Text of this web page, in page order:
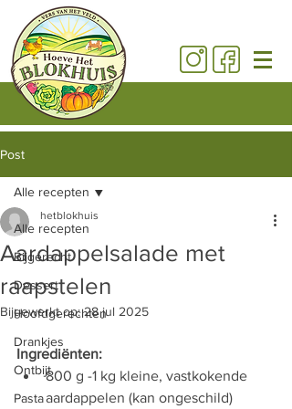
Post
Alle recepten
Bijgerecht
Dessert
Hoofdgerechten
Drankjes
Ontbijt
Pasta
Alle recepten
Aardappelsalade met
raapstelen
hetblokhuis
Bijgewerkt op:28 jul 2025
Ingrediënten:
800 g -1 kg kleine, vastkokende
aardappelen (kan ongeschild)